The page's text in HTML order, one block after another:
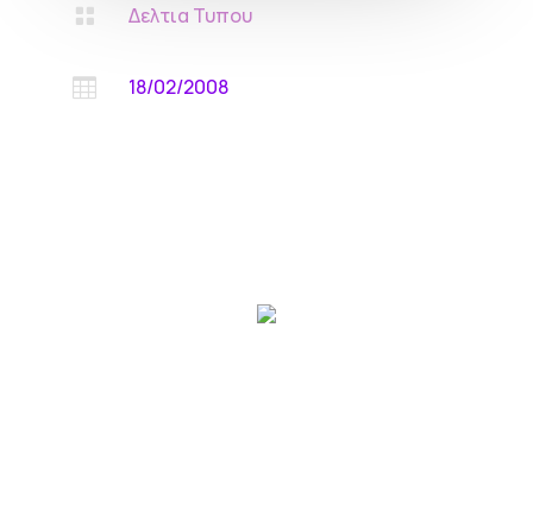
 Δελτια Τυπου
 18/02/2008